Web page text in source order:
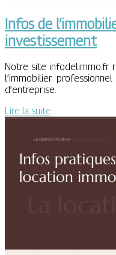
Infos de
investissement
Notre site infodelimmo.fr
l’immobilier
d’entreprise.
Lire la suite